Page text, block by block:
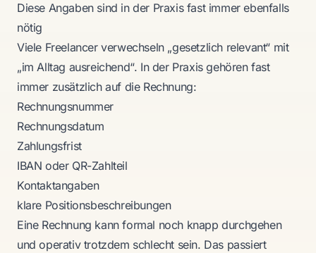
Diese Angaben sind in der Praxis fast immer ebenfalls
nötig
Viele Freelancer verwechseln „gesetzlich relevant“ mit
„im Alltag ausreichend“. In der Praxis gehören fast
immer zusätzlich auf die Rechnung:
Rechnungsnummer
Rechnungsdatum
Zahlungsfrist
IBAN oder QR-Zahlteil
Kontaktangaben
klare Positionsbeschreibungen
Eine Rechnung kann formal noch knapp durchgehen
und operativ trotzdem schlecht sein. Das passiert